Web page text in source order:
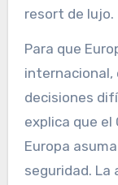
resort de lujo.
Para que
internacional,
decisiones
explica que el
Europa
seguridad.